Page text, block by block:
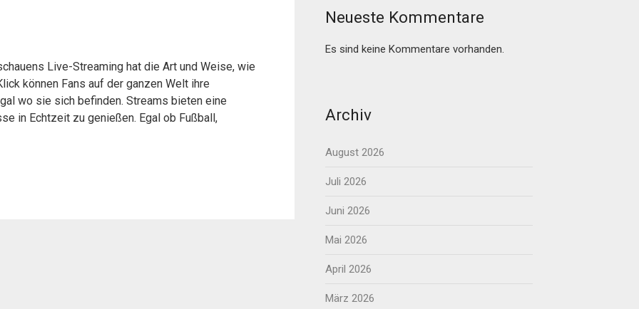
Live-Streaming hat die Art und Weise, wie
können Fans auf der ganzen Welt ihre
wo sie sich befinden. Streams bieten eine
in Echtzeit zu genießen. Egal ob Fußball,
Neueste Kommentare
Es sind keine Kommentare vorhanden.
Archiv
August 2026
Juli 2026
Juni 2026
Mai 2026
April 2026
März 2026